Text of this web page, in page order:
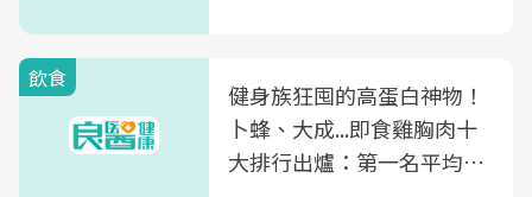
飲食
健身族狂囤的高蛋白神物！
卜蜂、大成...即食雞胸肉十
大排行出爐：第一名平均一